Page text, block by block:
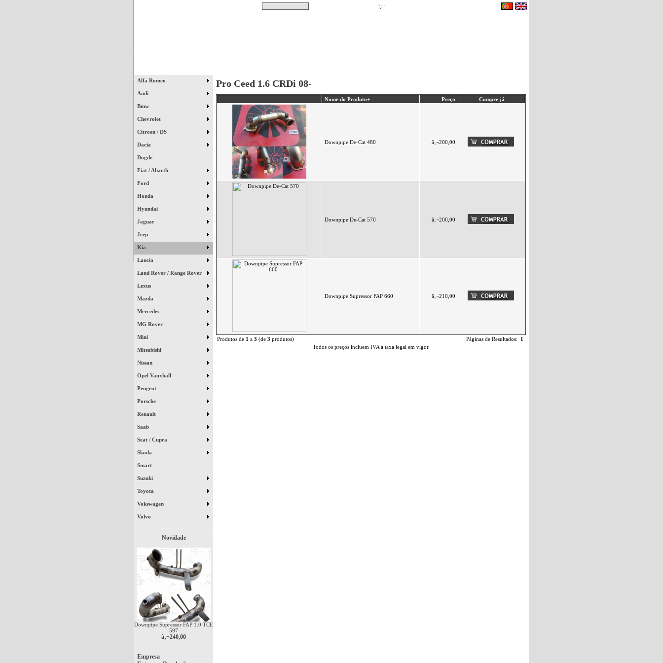
Alfa Romeo
Audi
Bmw
Chevrolet
Citroen / DS
Dacia
Dogde
Fiat / Abarth
Ford
Honda
Hyundai
Jaguar
Jeep
Kia
Lancia
Land Rover / Range Rover
Lexus
Mazda
Mercedes
MG Rover
Mini
Mitsubishi
Nissan
Opel Vauxhall
Peugeot
Porsche
Renault
Saab
Seat / Cupra
Skoda
Smart
Suzuki
Toyota
Vokswagen
Volvo
Novidade
Downpipe Supressor FAP 1.0 TCE
597
â‚¬240,00
Empresa
Pro Ceed 1.6 CRDi 08-
Nome do Produto+ Preço Compre já
Downpipe De-Cat 480 â‚¬200,00
Downpipe De-Cat 570 â‚¬200,00
Downpipe Supressor FAP 660 â‚¬210,00
Produtos de 1 a 3 (de 3 produtos) Páginas de Resultados: 1
Todos os preços incluem IVA à taxa legal em vigor.